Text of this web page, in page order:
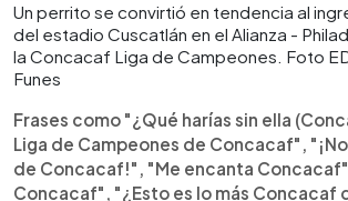
Un perrito se convirtió en tendencia al
del estadio Cuscatlán en el Alianza -
la Concacaf Liga de Campeones. Foto
Funes
Frases como "¿Qué harías sin ella
Liga de Campeones de Concacaf",
de Concacaf!", "Me encanta
Concacaf", "¿Esto es lo más Concacaf